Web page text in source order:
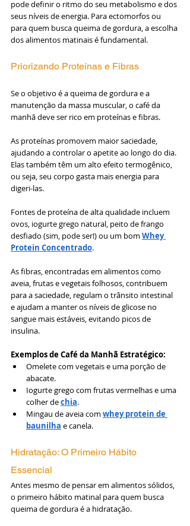
pode definir o ritmo do seu metabolismo e dos
seus níveis de energia. Para ectomorfos ou
para quem busca queima de gordura, a escolha
dos alimentos matinais é fundamental.
Priorizando Proteínas e Fibras
Se o objetivo é a queima de gordura e a
manutenção da massa muscular, o café da
manhã deve ser rico em proteínas e fibras.
As proteínas promovem maior saciedade,
ajudando a controlar o apetite ao longo do dia.
Elas também têm um alto efeito termogênico,
ou seja, seu corpo gasta mais energia para
digeri-las.
Fontes de proteína de alta qualidade incluem
ovos, iogurte grego natural, peito de frango
desfiado (sim, pode ser!) ou um bom Whey
Protein Concentrado.
As fibras, encontradas em alimentos como
aveia, frutas e vegetais folhosos, contribuem
para a saciedade, regulam o trânsito intestinal
e ajudam a manter os níveis de glicose no
sangue mais estáveis, evitando picos de
insulina.
Exemplos de Café da Manhã Estratégico:
Omelete com vegetais e uma porção de
abacate.
Iogurte grego com frutas vermelhas e uma
colher de chia.
Mingau de aveia com whey protein de
baunilha e canela.
Hidratação: O Primeiro Hábito
Essencial
Antes mesmo de pensar em alimentos sólidos,
o primeiro hábito matinal para quem busca
queima de gordura é a hidratação.